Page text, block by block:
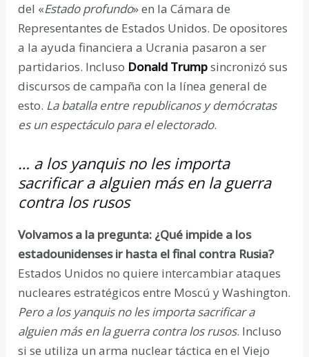
del «Estado profundo» en la Cámara de
Representantes de Estados Unidos. De opositores
a la ayuda financiera a Ucrania pasaron a ser
partidarios. Incluso Donald Trumpsincronizó sus
discursos de campaña con la línea general de
esto. La batalla entre republicanos y demócratas
es un espectáculo para el electorado.
… a los yanquis no les importa
sacrificar a alguien más en la guerra
contra los rusos
Volvamos a la pregunta: ¿Qué impide a los
estadounidenses ir hasta el final contra Rusia?
Estados Unidos no quiere intercambiar ataques
nucleares estratégicos entre Moscú y Washington.
Pero a los yanquis no les importa sacrificar a
alguien más en la guerra contra los rusos. Incluso
si se utiliza un arma nuclear táctica en el Viejo